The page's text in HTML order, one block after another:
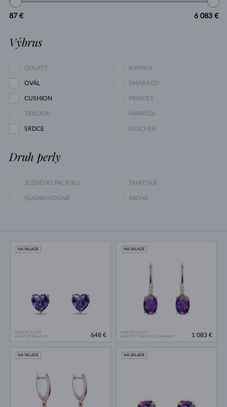
87 € 6 083 €
Výbrus
GUĽATÝ KVAPKA
OVÁL SMARAGD
CUSHION PRINCES
TRILLION MARKÍZA
SRDCE ASSCHER
Druh perly
JUŽNÉHO PACIFIKU TAHITSKÁ
SLADKOVODNÉ AKOYA
RUŽOVÉ ZLATO
AMETYST FIALOVÝ
NA SKLADE
648 €
RUŽOVÉ ZLATO
AMETYST FIALOVÝ & DIAMANT
NA SKLADE
1 083 €
NA SKLADE NA SKLADE